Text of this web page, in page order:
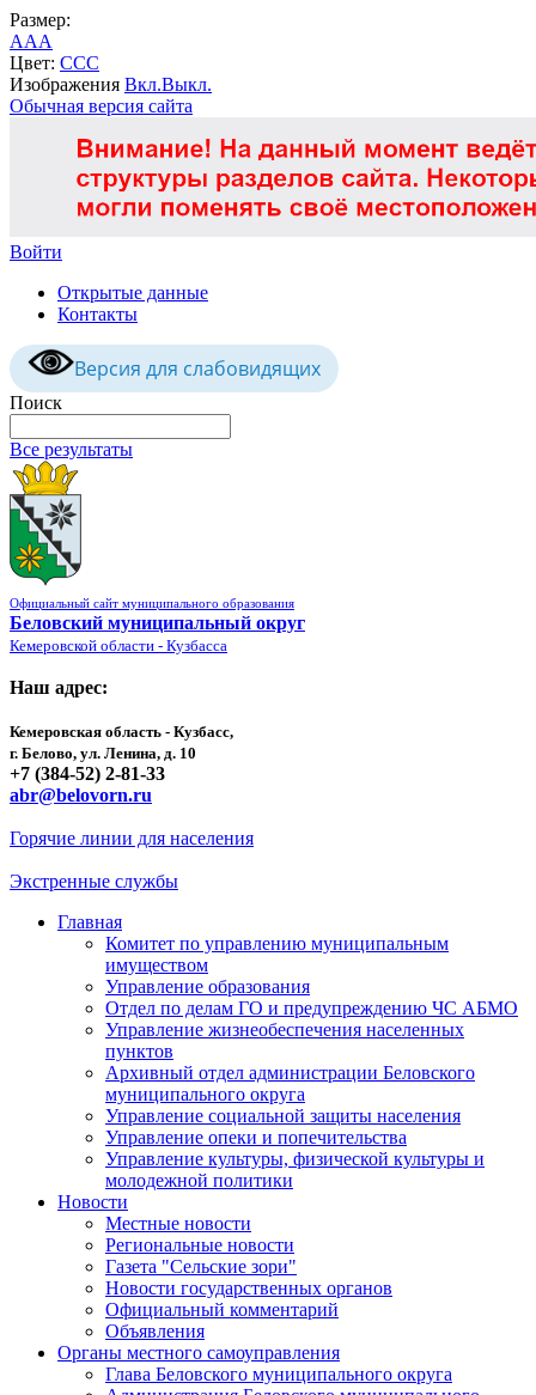
Размер:
AAA
Цвет: CCC
Изображения Вкл.Выкл.
Обычная версия сайта
Войти
Открытые данные
Контакты
Версия для слабовидящих
Поиск
Все результаты
Официальный сайт муниципального образования
Беловский муниципальный округ
Кемеровской области - Кузбасса
Наш адрес:
Кемеровская область - Кузбасс,
г. Белово, ул. Ленина, д. 10
+7 (384-52) 2-81-33
abr@belovorn.ru
Горячие линии для населения
Экстренные службы
Главная
Комитет по управлению муниципальным
имуществом
Управление образования
Отдел по делам ГО и предупреждению ЧС АБМО
Управление жизнеобеспечения населенных
пунктов
Архивный отдел администрации Беловского
муниципального округа
Управление социальной защиты населения
Управление опеки и попечительства
Управление культуры, физической культуры и
молодежной политики
Новости
Местные новости
Региональные новости
Газета "Сельские зори"
Новости государственных органов
Официальный комментарий
Объявления
Органы местного самоуправления
Глава Беловского муниципального округа